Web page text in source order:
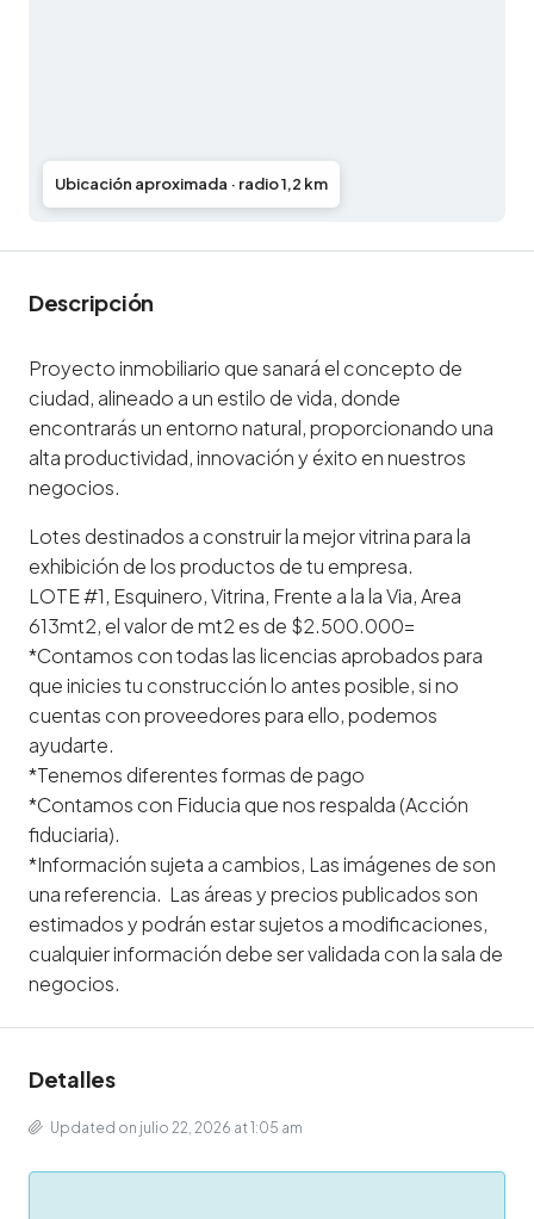
Ubicación aproximada · radio 1,2 km
Descripción
Proyecto inmobiliario que sanará el concepto de
ciudad, alineado a un estilo de vida, donde
encontrarás un entorno natural, proporcionando una
alta productividad, innovación y éxito en nuestros
negocios.
Lotes destinados a construir la mejor vitrina para la
exhibición de los productos de tu empresa.
LOTE #1, Esquinero, Vitrina, Frente a la la Via, Area
613mt2, el valor de mt2 es de $2.500.000=
*Contamos con todas las licencias aprobados para
que inicies tu construcción lo antes posible, si no
cuentas con proveedores para ello, podemos
ayudarte.
*Tenemos diferentes formas de pago
*Contamos con Fiducia que nos respalda (Acción
fiduciaria).
*Información sujeta a cambios, Las imágenes de son
una referencia. Las áreas y precios publicados son
estimados y podrán estar sujetos a modificaciones,
cualquier información debe ser validada con la sala de
negocios.
Detalles
Updated on julio 22, 2026 at 1:05 am